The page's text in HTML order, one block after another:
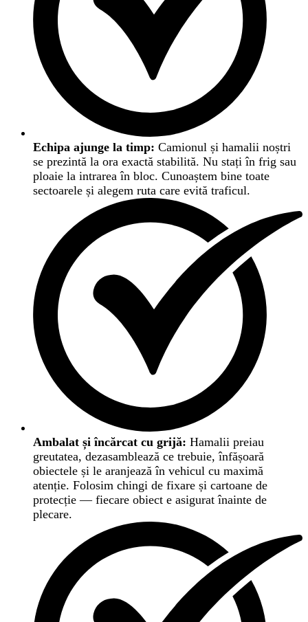
Echipa ajunge la timp: Camionul și hamalii noștri
se prezintă la ora exactă stabilită. Nu stați în frig sau
ploaie la intrarea în bloc. Cunoaștem bine toate
sectoarele și alegem ruta care evită traficul.
Ambalat și încărcat cu grijă: Hamalii preiau
greutatea, dezasamblează ce trebuie, înfășoară
obiectele și le aranjează în vehicul cu maximă
atenție. Folosim chingi de fixare și cartoane de
protecție — fiecare obiect e asigurat înainte de
plecare.